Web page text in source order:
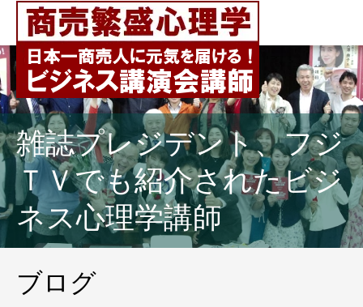
雑誌プレジデント、フジ
ＴＶでも紹介されたビジ
ネス心理学講師
ブログ